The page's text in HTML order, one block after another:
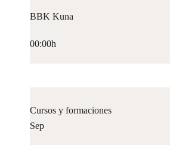
BBK Kuna
00:00h
Cursos y formaciones
Sep